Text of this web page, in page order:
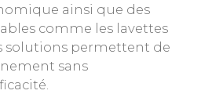
ainsi que des
comme les lavettes
solutions permettent de
sans